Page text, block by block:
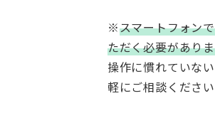
※スマートフォン
ただく必要があり
操作に慣れていな
軽にご相談ください